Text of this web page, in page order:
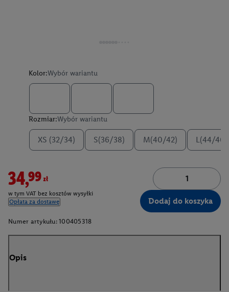
Kolor:Wybór wariantu
Rozmiar:Wybór wariantu
XS (32/34) S(36/38) M(40/42) L(44/46)
34,99zł
w tym VAT bez kosztów wysyłki
Opłata za dostawę
Dodaj do koszyka
Numer artykułu: 100405318
Opis